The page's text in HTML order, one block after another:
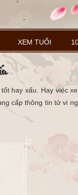
XEM TUỔI
hay xấu. Hay việc
cấp thông tin tử vi